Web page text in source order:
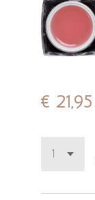
€ 21,95